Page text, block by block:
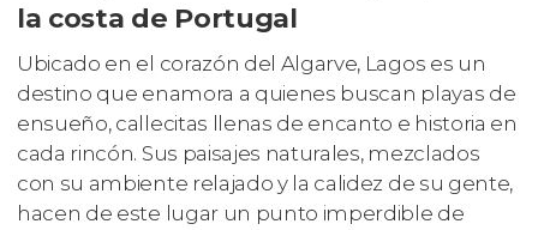
la costa de Portugal
Ubicado en el corazón del Algarve, Lagos es un
destino que enamora a quienes buscan playas de
ensueño, callecitas llenas de encanto e historia en
cada rincón. Sus paisajes naturales, mezclados
con su ambiente relajado y la calidez de su gente,
hacen de este lugar un punto imperdible de